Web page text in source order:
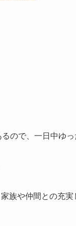
ので、一日中ゆっ
族や仲間との充実